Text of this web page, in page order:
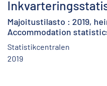
Majoitustilasto : 2019,
Accommodation
Statistikcentralen
2019